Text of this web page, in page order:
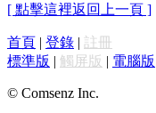
[ 點擊這裡返回上一頁 ]
首頁 | 登錄 | 註冊
標準版 | 觸屏版 | 電腦版
© Comsenz Inc.